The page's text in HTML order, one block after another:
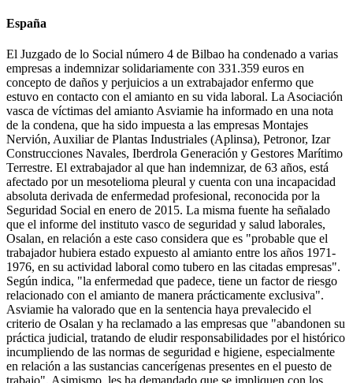
España
El Juzgado de lo Social número 4 de Bilbao ha condenado a varias
empresas a indemnizar solidariamente con 331.359 euros en
concepto de daños y perjuicios a un extrabajador enfermo que
estuvo en contacto con el amianto en su vida laboral. La Asociación
vasca de víctimas del amianto Asviamie ha informado en una nota
de la condena, que ha sido impuesta a las empresas Montajes
Nervión, Auxiliar de Plantas Industriales (Aplinsa), Petronor, Izar
Construcciones Navales, Iberdrola Generación y Gestores Marítimo
Terrestre. El extrabajador al que han indemnizar, de 63 años, está
afectado por un mesotelioma pleural y cuenta con una incapacidad
absoluta derivada de enfermedad profesional, reconocida por la
Seguridad Social en enero de 2015. La misma fuente ha señalado
que el informe del instituto vasco de seguridad y salud laborales,
Osalan, en relación a este caso considera que es "probable que el
trabajador hubiera estado expuesto al amianto entre los años 1971-
1976, en su actividad laboral como tubero en las citadas empresas".
Según indica, "la enfermedad que padece, tiene un factor de riesgo
relacionado con el amianto de manera prácticamente exclusiva".
Asviamie ha valorado que en la sentencia haya prevalecido el
criterio de Osalan y ha reclamado a las empresas que "abandonen su
práctica judicial, tratando de eludir responsabilidades por el histórico
incumpliendo de las normas de seguridad e higiene, especialmente
en relación a las sustancias cancerígenas presentes en el puesto de